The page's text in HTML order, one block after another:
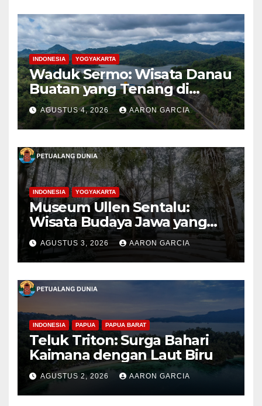
INDONESIA YOGYAKARTA
Waduk Sermo: Wisata Danau
Buatan yang Tenang di
Perbukitan Menoreh Kulon
Progo
AGUSTUS 4, 2026 AARON GARCIA
INDONESIA YOGYAKARTA
Museum Ullen Sentalu:
Wisata Budaya Jawa yang
Elegan di Lereng Kaliurang
AGUSTUS 3, 2026 AARON GARCIA
INDONESIA PAPUA PAPUA BARAT
Teluk Triton: Surga Bahari
Kaimana dengan Laut Biru
AGUSTUS 2, 2026 AARON GARCIA